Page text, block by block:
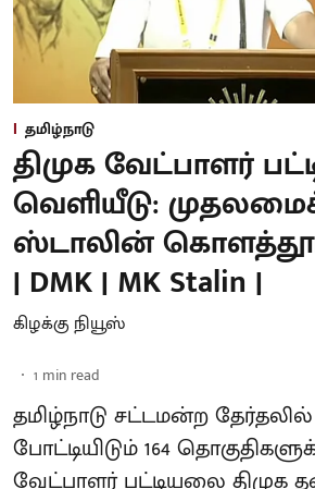
தமிழ்நாடு
திமுக வேட்பாளர்
வெளியீடு:
ஸ்டாலின்
| DMK | MK Stalin |
கிழக்கு நியூஸ்
1 min read
தமிழ்நாடு சட்டமன்ற தேர்தலில்
போட்டியிடும் 164
வேட்பாளர் பட்டியலை திமுக